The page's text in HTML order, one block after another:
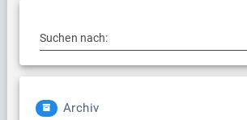
Suchen nach:
Archiv